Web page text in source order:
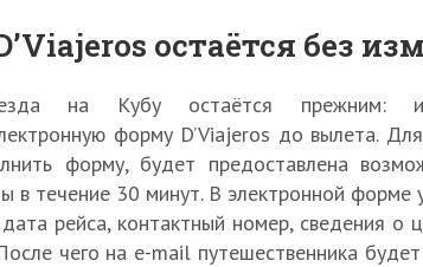
остаётся без
на Кубу остаётся прежним:
форму D’Viajeros до вылета.
форму, будет предоставлена
в течение 30 минут. В электронной форме
рейса, контактный номер, сведения о
чего на e-mail путешественника